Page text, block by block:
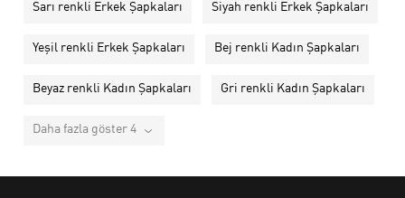
Sarı renkli Erkek Şapkaları Siyah renkli Erkek Şapkaları
Yeşil renkli Erkek Şapkaları Bej renkli Kadın Şapkaları
Beyaz renkli Kadın Şapkaları Gri renkli Kadın Şapkaları
Daha fazla göster 4